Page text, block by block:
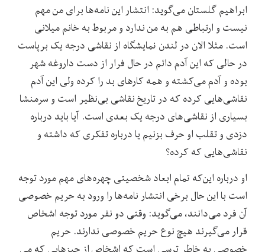
ابراهیم گلستان می‌گوید: انتشار این نامه‌ها برای من مهم
نیست و ارتباطی هم به من ندارد و مربوط به خانم میلانی
است. مثلا الان در لندن نمایشگاه از نقاشی درجه یک برپاست
در حالی که این آدم دائم در حال فرار از دست داروغه شهر
بوده و آدم می‌کشته و همه کارهای بد را کرده ولی این آدم
نقاشی‌هایی کرده که در تاریخ نقاشی بی‌نظیر است و سرمنشا
بسیاری از نقاشی‌های درجه یک بعدی است. آیا باید درباره
دزدی و تقلب او حرف بزنیم یا درباره تفکری که داشته و
نقاشی‌هایی که کرده؟
او درباره این‌که تمام ابعاد شخصیتی چهره‌های مهم مورد توجه
است با این حال برخی انتشار نامه‌ها را ورود به حریم خصوصی
آن فرد می‌دانند، می‌گوید: وقتی دو نفر مورد توجه اشخاص
قرار می‌گیرند هیچ نوع حریم خصوصی ندارند. حریم